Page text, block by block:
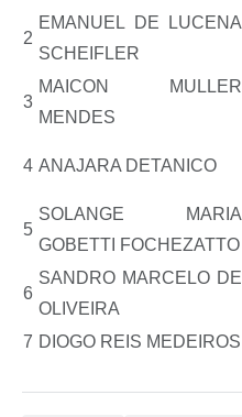
2
EMANUEL DE LUCENA
SCHEIFLER
3
MAICON MULLER
MENDES
4 ANAJARA DETANICO
5
SOLANGE MARIA
GOBETTI FOCHEZATTO
6
SANDRO MARCELO DE
OLIVEIRA
7 DIOGO REIS MEDEIROS